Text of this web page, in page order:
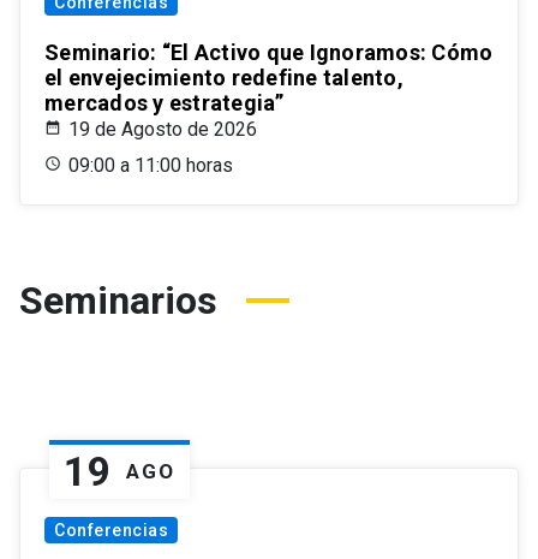
Seminario: “El Activo que Ignoramos: Cómo
el envejecimiento redefine talento,
mercados y estrategia”
19 de Agosto de 2026
09:00 a 11:00 horas
Seminarios
19 AGO
Conferencias